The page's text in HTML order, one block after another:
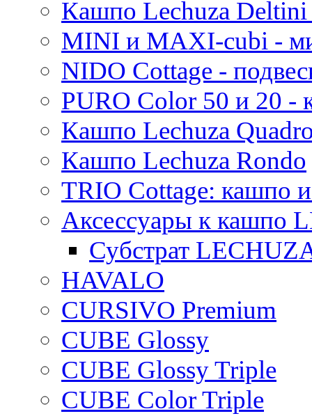
Кашпо Lechuza
MINI и MAXI-cubi -
NIDO Cottage -
PURO Color 50 и 20
Кашпо Lechuza
Кашпо Lechuza Rondo
TRIO Cottage: кашпо
Аксессуары к кашпо
Субстрат
HAVALO
CURSIVO Premium
CUBE Glossy
CUBE Glossy Triple
CUBE Color Triple